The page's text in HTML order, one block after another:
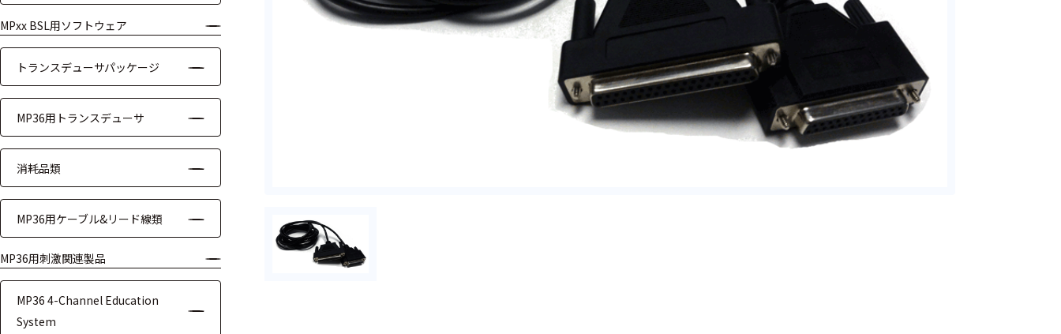
テレメー
タ
スイッチ
センサ・信号処
信号処理
モジュー
ル
MPxx BSL用ソフトウェア
トランスデューサパッケージ
MP36用トランスデューサ
消耗品類
MP36用ケーブル&リード線類
MP36用刺激関連製品
MP36 4-Channel Education
System